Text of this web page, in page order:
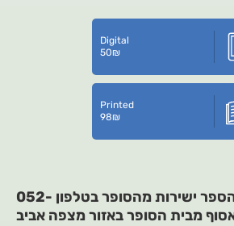
Digital
50₪
Printed
98₪
ניתן לרכוש את הספר ישירות מהסופר בטלפון 052-
מבית הסופר באזור מצפה אביב